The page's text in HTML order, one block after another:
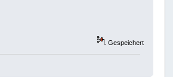
Gespeichert